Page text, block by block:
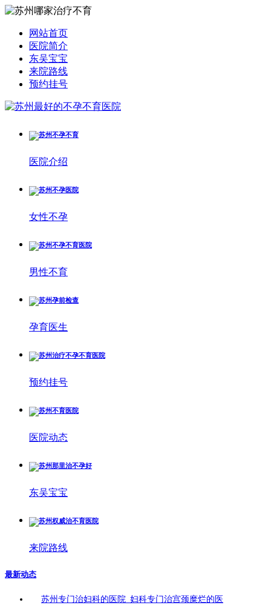
网站首页
医院简介
东吴宝宝
来院路线
预约挂号
医院介绍
女性不孕
男性不育
孕育医生
预约挂号
医院动态
东吴宝宝
来院路线
最新动态
苏州专门治妇科的医院_妇科专门治宫颈糜烂的医